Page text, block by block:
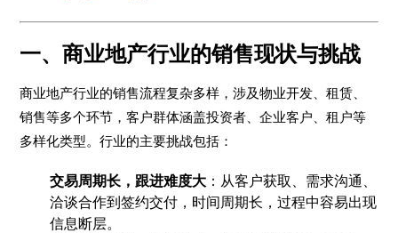
一、商业地产行业的销售现状与挑战
商业地产行业的销售流程复杂多样，涉及物业开发、租赁、
销售等多个环节，客户群体涵盖投资者、企业客户、租户等
多样化类型。行业的主要挑战包括：
交易周期长，跟进难度大 ：从客户获取、需求沟通、
洽谈合作到签约交付，时间周期长，过程中容易出现
信息断层。